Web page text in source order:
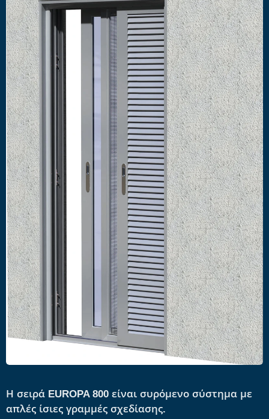
Η σειρά EUROPA 800 είναι συρόμενο σύστημα με
απλές ίσιες γραμμές σχεδίασης.